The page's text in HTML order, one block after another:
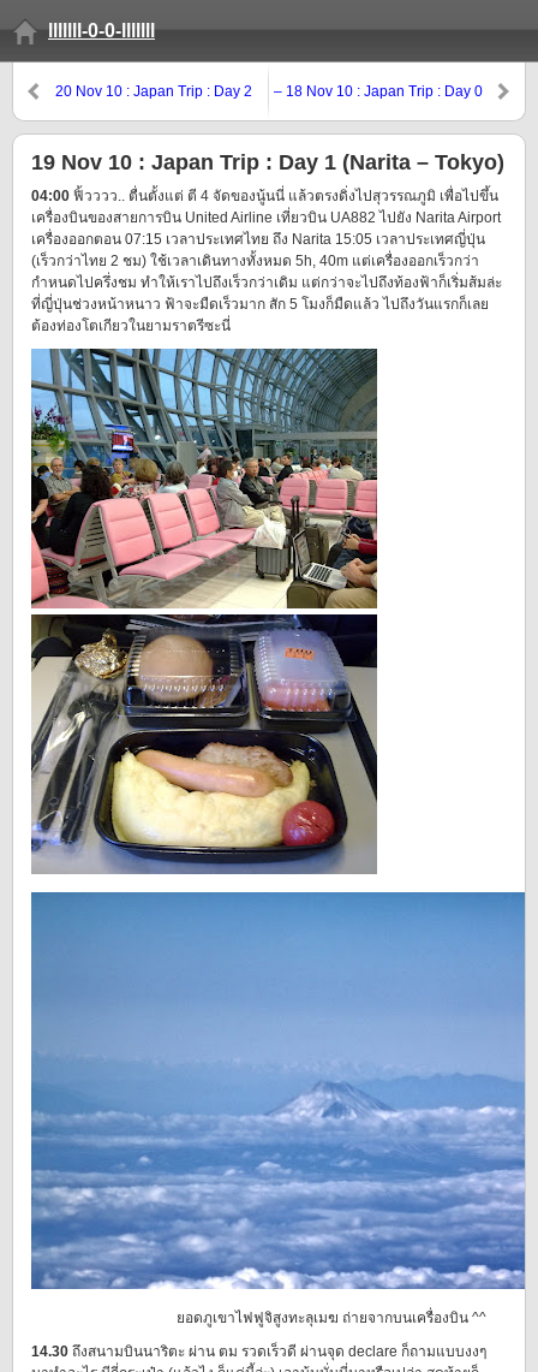
lllllll-0-0-lllllll
20 Nov 10 : Japan Trip : Day 2
– 18 Nov 10 : Japan Trip : Day 0
19 Nov 10 : Japan Trip : Day 1 (Narita – Tokyo)
04:00 ฟิ้วววว.. ตื่นตั้งแต่ ตี 4 จัดของนู้นนี่ แล้วตรงดิ่งไปสุวรรณภูมิ เพื่อไปขึ้น
เครื่องบินของสายการบิน United Airline เที่ยวบิน UA882 ไปยัง Narita Airport
เครื่องออกตอน 07:15 เวลาประเทศไทย ถึง Narita 15:05 เวลาประเทศญี่ปุ่น
(เร็วกว่าไทย 2 ชม) ใช้เวลาเดินทางทั้งหมด 5h, 40m แต่เครื่องออกเร็วกว่า
กำหนดไปครึ่งชม ทำให้เราไปถึงเร็วกว่าเดิม แต่กว่าจะไปถึงท้องฟ้าก็เริ่มส้มล่ะ
ที่ญี่ปุ่นช่วงหน้าหนาว ฟ้าจะมืดเร็วมาก สัก 5 โมงก็มืดแล้ว ไปถึงวันแรกก็เลย
ต้องท่องโตเกียวในยามราตรีซะนี่
ยอดภูเขาไฟฟูจิสูงทะลุเมฆ ถ่ายจากบนเครื่องบิน ^^
14.30 ถึงสนามบินนาริตะ ผ่าน ตม รวดเร็วดี ผ่านจุด declare ก็ถามแบบงงๆ